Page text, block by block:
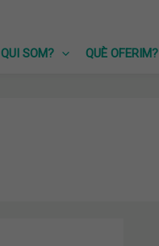
QUI SOM? QUÈ OFERIM?